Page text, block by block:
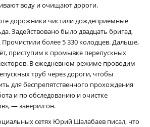
воду и очищают дороги.
дорожники чистили дождеприёмные
Задействовано было двадцать бригад,
Прочистили более 5 330 колодцев. Дальше,
приступим к промывке перепускных
В ежедневном режиме проводим
труб через дороги, чтобы
для беспрепятственного прохождения
и по обследованию и очистке
— заверил он.
сетях Юрий Шалабаев писал, что